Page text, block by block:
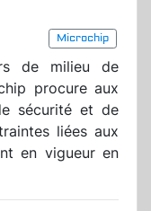
Microchip
de milieu de
procure aux
sécurité et de
liées aux
en vigueur en